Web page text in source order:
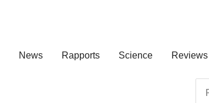
News Rapports Science Reviews
for: